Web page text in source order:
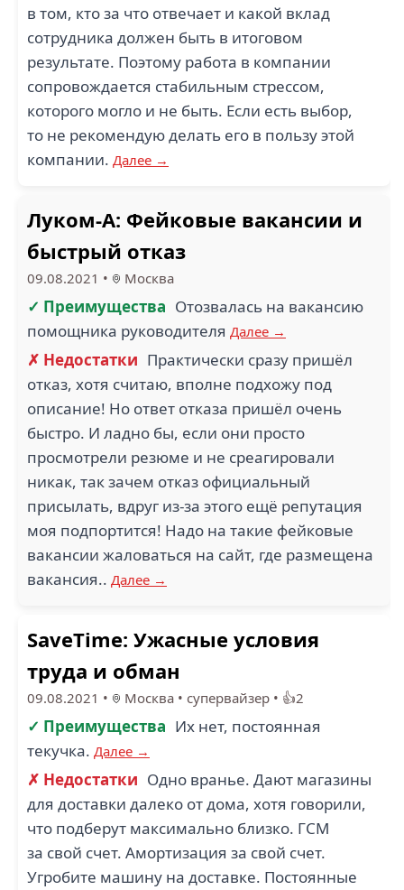
в том, кто за что отвечает и какой вклад
сотрудника должен быть в итоговом
результате. Поэтому работа в компании
сопровождается стабильным стрессом,
которого могло и не быть. Если есть выбор,
то не рекомендую делать его в пользу этой
компании. Далее →
Луком-А: Фейковые вакансии и
быстрый отказ
09.08.2021 • Москва
✓ Преимущества Отозвалась на вакансию
помощника руководителя Далее →
✗ Недостатки Практически сразу пришёл
отказ, хотя считаю, вполне подхожу под
описание! Но ответ отказа пришёл очень
быстро. И ладно бы, если они просто
просмотрели резюме и не среагировали
никак, так зачем отказ официальный
присылать, вдруг из-за этого ещё репутация
моя подпортится! Надо на такие фейковые
вакансии жаловаться на сайт, где размещена
вакансия.. Далее →
SaveTime: Ужасные условия
труда и обман
09.08.2021 • Москва • супервайзер • 👍2
✓ Преимущества Их нет, постоянная
текучка. Далее →
✗ Недостатки Одно вранье. Дают магазины
для доставки далеко от дома, хотя говорили,
что подберут максимально близко. ГСМ
за свой счет. Амортизация за свой счет.
Угробите машину на доставке. Постоянные